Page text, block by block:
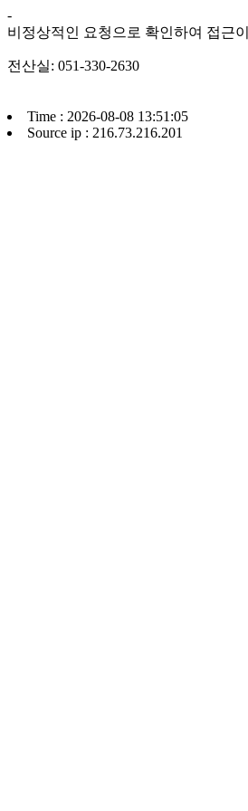
-
비정상적인 요청으로 확인하여 접근
전산실: 051-330-2630
Time : 2026-08-08 13:51:05
Source ip : 216.73.216.201